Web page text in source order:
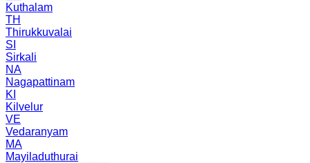
Kuthalam
TH
Thirukkuvalai
SI
Sirkali
NA
Nagapattinam
KI
Kilvelur
VE
Vedaranyam
MA
Mayiladuthurai